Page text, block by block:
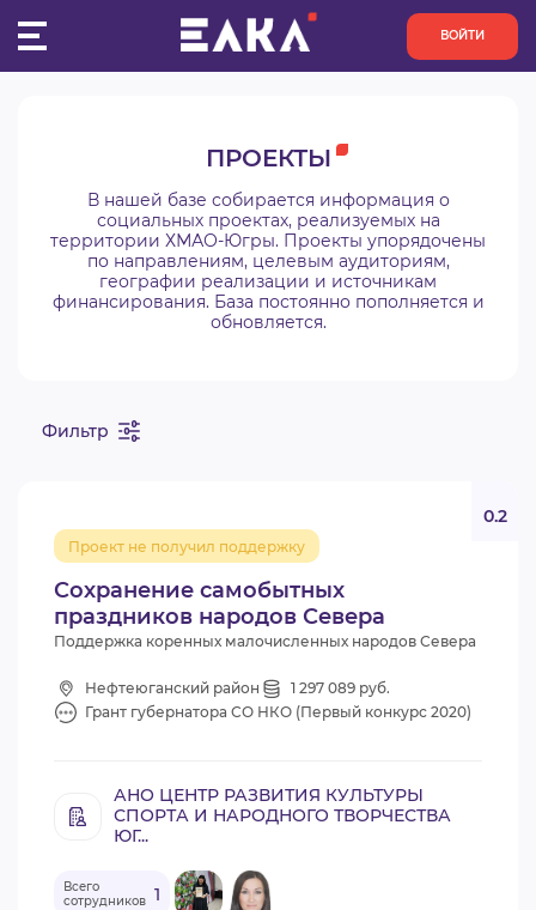
ВОЙТИ
КОНКУРСЫ
ОРГАНИЗАЦИИ
АКТИВИСТЫ
АНАЛИТИКА
ВИДЕОКУРСЫ
ПРОЕКТЫ
В нашей базе собирается информация о
социальных проектах, реализуемых на
территории ХМАО-Югры. Проекты упорядочены
по направлениям, целевым аудиториям,
географии реализации и источникам
финансирования. База постоянно пополняется и
обновляется.
Фильтр
Сохранение самобытных
праздников народов Севера
Проект не получил поддержку
0.2
Поддержка коренных малочисленных народов Севера
Нефтеюганский район
1 297 089 руб.
Грант губернатора СО НКО (Первый конкурс 2020)
АНО ЦЕНТР РАЗВИТИЯ КУЛЬТУРЫ
СПОРТА И НАРОДНОГО ТВОРЧЕСТВА
ЮГ...
Всего
сотрудников 1